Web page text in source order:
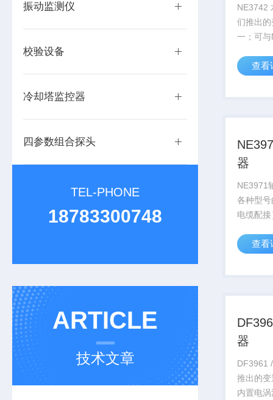
振动监测仪
校验设备
冷却塔监控器
四参数组合探头
TEL-PHONE
18783300748
ARTICLE
技术文章
NE3742
们推出
一；可
路；将
应量程
查看
器
NE3971
各种型
电缆配
换成对
非常适
查看
器
DF3961
推出的
内置电